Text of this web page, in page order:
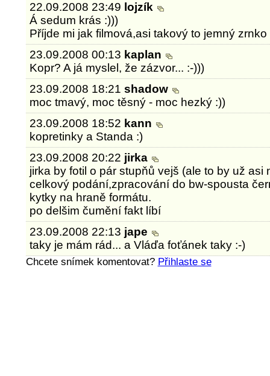
22.09.2008 23:49 lojzík
Á sedum krás :)))
Příjde mi jak filmová,asi takový to jemný
23.09.2008 00:13 kaplan
Kopr? A já myslel, že zázvor... :-)))
23.09.2008 18:21shadow
moc tmavý, moc těsný - moc hezký :))
23.09.2008 18:52 kann
kopretinky a Standa :)
23.09.2008 20:22 jirka
jirka by fotil o pár stupňů vejš (ale to by už asi
celkový podání,zpracování do bw-spousta
kytky na hraně formátu.
po delšim čumění fakt líbí
23.09.2008 22:13 jape
taky je mám rád... a Vláďa foťánek taky :-)
Chcete snímek komentovat? Přihlaste se